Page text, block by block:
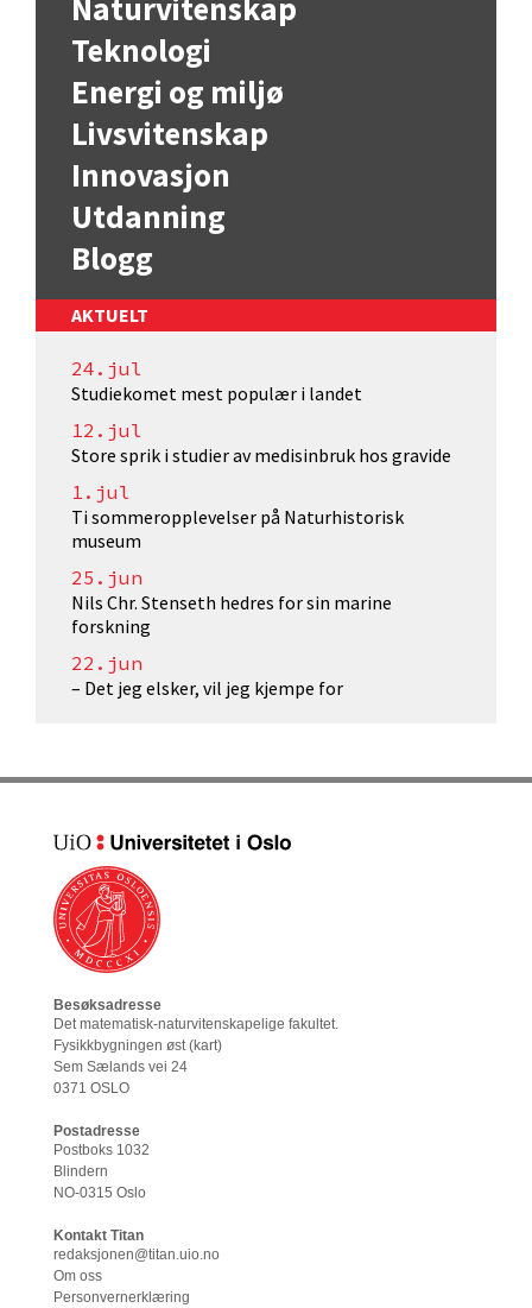
Naturvitenskap
Teknologi
Energi og miljø
Livsvitenskap
Innovasjon
Utdanning
Blogg
AKTUELT
24.jul
Studiekomet mest populær i landet
12.jul
Store sprik i studier av medisinbruk hos gravide
1.jul
Ti sommeropplevelser på Naturhistorisk
museum
25.jun
Nils Chr. Stenseth hedres for sin marine
forskning
22.jun
– Det jeg elsker, vil jeg kjempe for
Besøksadresse
Det matematisk-naturvitenskapelige fakultet.
Fysikkbygningen øst (kart)
Sem Sælands vei 24
0371 OSLO
Postadresse
Postboks 1032
Blindern
NO-0315 Oslo
Kontakt Titan
redaksjonen@titan.uio.no
Om oss
Personvernerklæring